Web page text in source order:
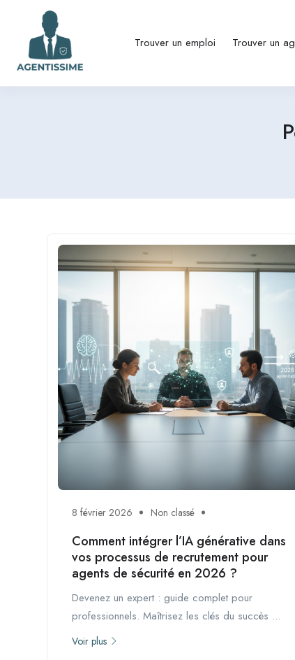
Trouver un emploi Trouver un
8 février 2026 Non classé
Comment intégrer l’IA générative dans
vos processus de recrutement pour
agents de sécurité en 2026 ?
Devenez un expert : guide complet pour
professionnels. Maîtrisez les clés du succès ...
Voir plus